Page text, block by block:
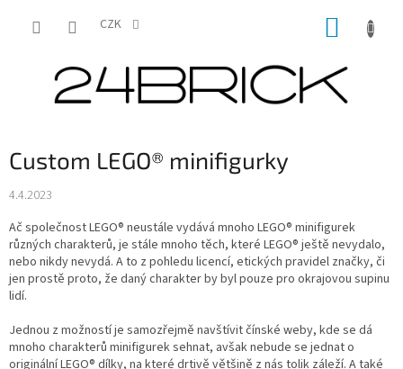
CZK
Custom LEGO® minifigurky
4.4.2023
Ač společnost LEGO® neustále vydává mnoho LEGO® minifigurek
různých charakterů, je stále mnoho těch, které LEGO® ještě nevydalo,
nebo nikdy nevydá. A to z pohledu licencí, etických pravidel značky, či
jen prostě proto, že daný charakter by byl pouze pro okrajovou supinu
lidí.
Jednou z možností je samozřejmě navštívit čínské weby, kde se dá
mnoho charakterů minifigurek sehnat, avšak nebude se jednat o
originální LEGO® dílky, na které drtivě většině z nás tolik záleží. A také